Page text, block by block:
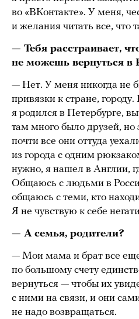
во «ВКонтакте». У меня,
и желания читать все, что
— Тебя расстраивает,
не можешь вернуться в
— Нет. У меня никогда не
привязки к стране,
я родился в Петербурге,
там много было друзей, но
почти все они оттуда
из города с одним
нужно, я нашел в Англии,
Общаюсь с людьми в
общаюсь с теми, кто
Я не чувствую к себе
— А семья, родители?
— Мои мама и брат все
по большому счету
вернуться — чтобы их
с ними на связи, и они
не надо возвращаться.